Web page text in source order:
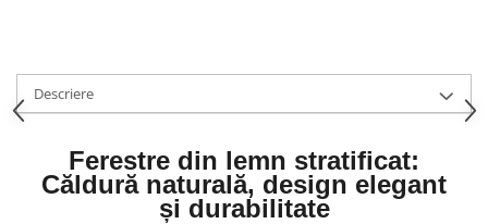
Descriere
Ferestre din lemn stratificat:
Căldură naturală, design elegant
și durabilitate